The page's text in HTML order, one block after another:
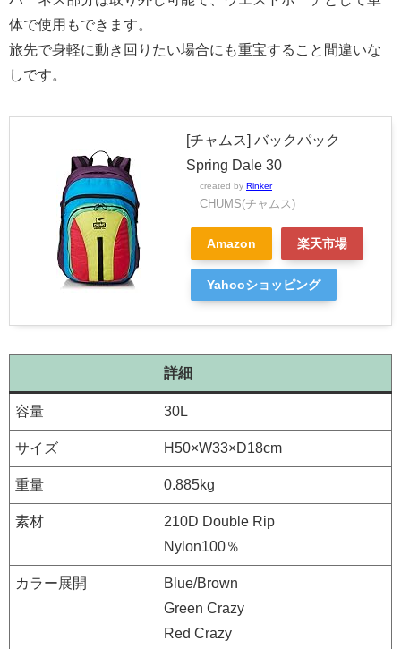
体で使用もできます。
旅先で身軽に動き回りたい場合にも重宝すること間違いな
しです。
[チャムス] バックパック
Spring Dale 30
created by Rinker
CHUMS(チャムス)
Amazon 楽天市場
Yahooショッピング
詳細
容量 30L
サイズ H50×W33×D18cm
重量 0.885kg
素材
210D Double Rip
Nylon100％
カラー展開
Blue/Brown
Green Crazy
Red Crazy